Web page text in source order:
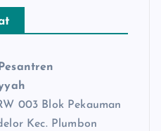
003 Blok Pekauman
Kec. Plumbon